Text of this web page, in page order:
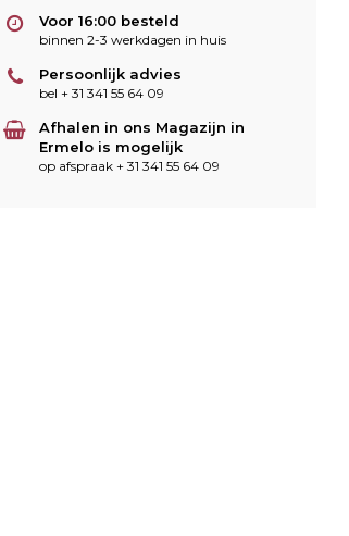
Voor 16:00 besteld
binnen 2-3 werkdagen in huis
Persoonlijk advies
bel + 31 341 55 64 09
Afhalen in ons Magazijn in
Ermelo is mogelijk
op afspraak + 31 341 55 64 09